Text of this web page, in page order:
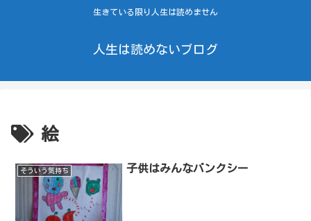
生きている限り人生は読めません
人生は読めないブログ
絵
そういう気持ち 子供はみんなバンクシー